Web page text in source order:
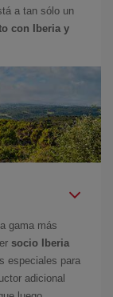
a tan sólo un
con Iberia y
gama más
socio Iberia
especiales para
adicional